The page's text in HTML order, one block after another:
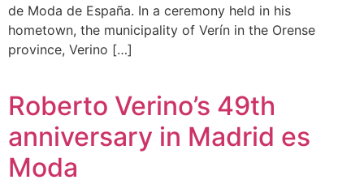
de Moda de España. In a ceremony held in his
hometown, the municipality of Verín in the Orense
province, Verino […]
Roberto Verino’s 49th
anniversary in Madrid es
Moda